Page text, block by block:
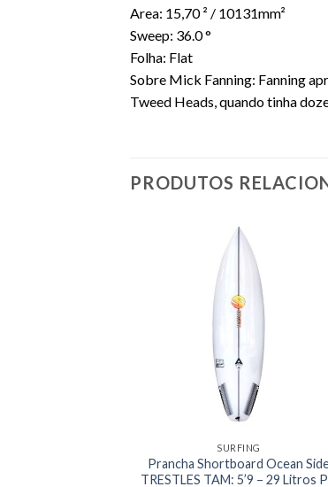
Area: 15,70 ² / 10131mm²
Sweep: 36.0 °
Folha: Flat
Sobre Mick Fanning: Fanning
Tweed Heads, quando tinha
PRODUTOS
SURFING
Prancha Shortboard Ocean
TRESTLES TAM: 5’9 – 29 Litros